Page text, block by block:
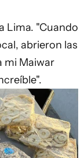
Lima. "Cuando
abrieron las
mi Maiwar